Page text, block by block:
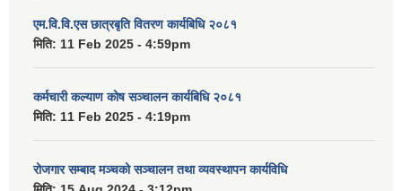
एम.वि.वि.एस छात्रबृति वितरण कार्यबिधि २०८१
मिति: 11 Feb 2025 - 4:59pm
कर्मचारी कल्याण कोष सञ्चालन कार्यबिधि २०८१
मिति: 11 Feb 2025 - 4:19pm
रोजगार सम्बाद मञ्चको सञ्चालन तथा व्यवस्थापन कार्यविधि